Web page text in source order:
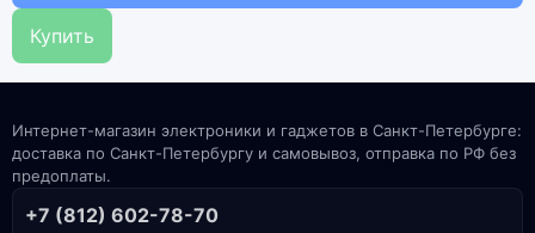
Купить
Интернет-магазин электроники и гаджетов в Санкт-Петербурге:
доставка по Санкт-Петербургу и самовывоз, отправка по РФ без
предоплаты.
+7 (812) 602-78-70